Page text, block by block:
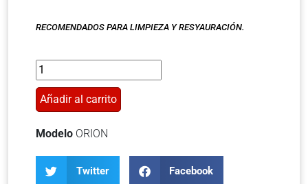
RECOMENDADOS PARA LIMPIEZA Y RESYAURACIÓN.
Añadir al carrito
Modelo ORION
Twitter Facebook